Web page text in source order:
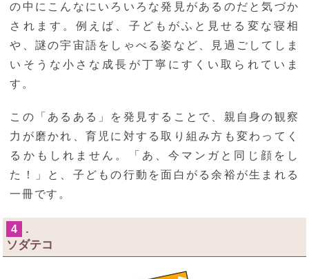
の中にこんなにいろいろな発見があるのだと気づか
されます。例えば、子どもがふと見せる変な寝相
や、謎の宇宙語をしゃべる姿など、見過ごしてしま
いそうな小さな成長が丁寧にすくい取られていま
す。
この「あるある」を発見することで、親自身の観察
力が磨かれ、育児に対する取り組み方も変わってく
るかもしれません。「あ、今マンガと同じ顔をし
た！」と、子どもの行動を面白がる余裕が生まれる
一冊です。
4
.
ソダテコ